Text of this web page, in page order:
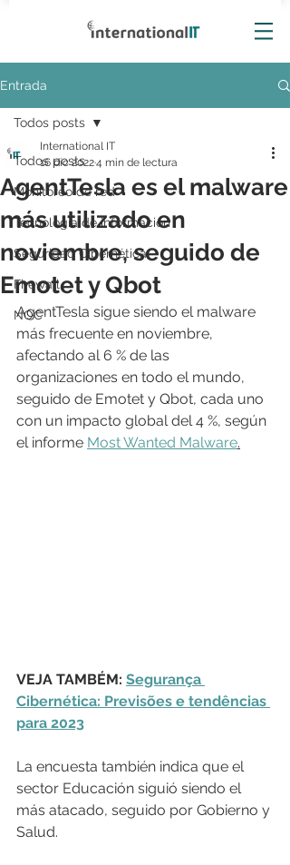
Entrada
Todos posts
Monitoreo de red
Tecnología de información
Seguridad Cibernética
Firewall
NOC
Todos posts
AgentTesla es el malware
más utilizado en
noviembre, seguido de
Emotet y Qbot
International IT
16 dic 20224 min de lectura
AgentTesla sigue siendo el malware
más frecuente en noviembre,
afectando al 6 % de las
organizaciones en todo el mundo,
seguido de Emotet y Qbot, cada uno
con un impacto global del 4 %, según
el informe Most Wanted Malware.
VEJA TAMBÉM: Segurança
Cibernética: Previsões e tendências
para 2023
La encuesta también indica que el
sector Educación siguió siendo el
más atacado, seguido por Gobierno y
Salud.